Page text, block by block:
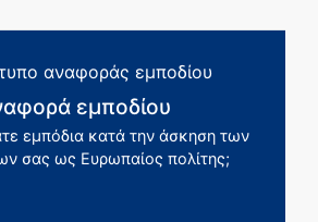
εμποδίου
εμπόδια κατά την άσκηση των
σας ως Ευρωπαίος πολίτης;